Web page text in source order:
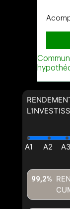
soumettre »,
nos conditions
communiquer
99,2%